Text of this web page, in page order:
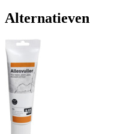
Alternatieven